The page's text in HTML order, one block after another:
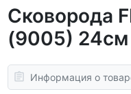
Сковорода
(9005)
Информация о